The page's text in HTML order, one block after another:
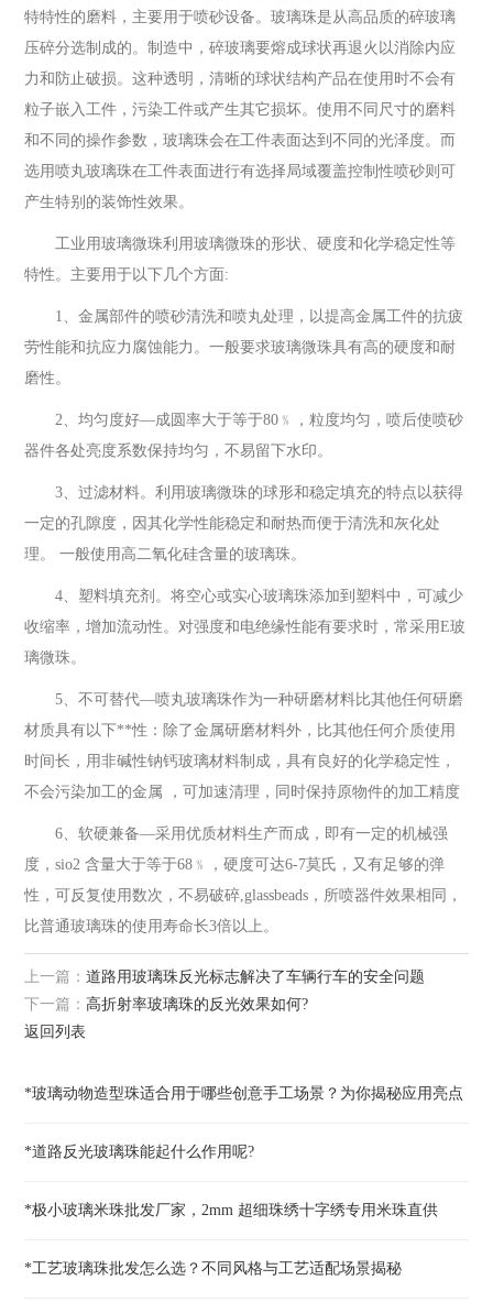
特特性的磨料，主要用于喷砂设备。玻璃珠是从高品质的碎玻璃
压碎分选制成的。制造中，碎玻璃要熔成球状再退火以消除内应
力和防止破损。这种透明，清晰的球状结构产品在使用时不会有
粒子嵌入工件，污染工件或产生其它损坏。使用不同尺寸的磨料
和不同的操作参数，玻璃珠会在工件表面达到不同的光泽度。而
选用喷丸玻璃珠在工件表面进行有选择局域覆盖控制性喷砂则可
产生特别的装饰性效果。
工业用玻璃微珠利用玻璃微珠的形状、硬度和化学稳定性等
特性。主要用于以下几个方面:
1、金属部件的喷砂清洗和喷丸处理，以提高金属工件的抗疲
劳性能和抗应力腐蚀能力。一般要求玻璃微珠具有高的硬度和耐
磨性。
2、均匀度好—成圆率大于等于80﹪，粒度均匀，喷后使喷砂
器件各处亮度系数保持均匀，不易留下水印。
3、过滤材料。利用玻璃微珠的球形和稳定填充的特点以获得
一定的孔隙度，因其化学性能稳定和耐热而便于清洗和灰化处
理。 一般使用高二氧化硅含量的玻璃珠。
4、塑料填充剂。将空心或实心玻璃珠添加到塑料中，可减少
收缩率，增加流动性。对强度和电绝缘性能有要求时，常采用E玻
璃微珠。
5、不可替代—喷丸玻璃珠作为一种研磨材料比其他任何研磨
材质具有以下**性：除了金属研磨材料外，比其他任何介质使用
时间长，用非碱性钠钙玻璃材料制成，具有良好的化学稳定性，
不会污染加工的金属 ，可加速清理，同时保持原物件的加工精度
6、软硬兼备—采用优质材料生产而成，即有一定的机械强
度，sio2 含量大于等于68﹪，硬度可达6-7莫氏，又有足够的弹
性，可反复使用数次，不易破碎,glassbeads，所喷器件效果相同，
比普通玻璃珠的使用寿命长3倍以上。
上一篇：道路用玻璃珠反光标志解决了车辆行车的安全问题
返回列表
下一篇：高折射率玻璃珠的反光效果如何?
*玻璃动物造型珠适合用于哪些创意手工场景？为你揭秘应用亮点
*道路反光玻璃珠能起什么作用呢?
*极小玻璃米珠批发厂家，2mm 超细珠绣十字绣专用米珠直供
*工艺玻璃珠批发怎么选？不同风格与工艺适配场景揭秘